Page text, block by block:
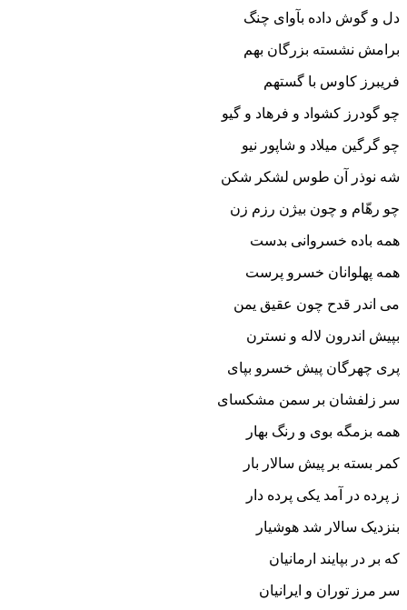
دل و گوش داده بآواى چنگ‏
برامش نشسته بزرگان بهم
فریبرز کاوس با گستهم‏
چو گودرز کشواد و فرهاد و گیو
چو گرگین میلاد و شاپور نیو
شه نوذر آن طوس لشکر شکن
چو رهّام و چون بیژن رزم زن‏
همه باده خسروانى بدست
همه پهلوانان خسرو پرست‏
مى اندر قدح چون عقیق یمن
بپیش اندرون لاله و نسترن‏
پرى چهرگان پیش خسرو بپاى
سر زلفشان بر سمن مشک‏ساى‏
همه بزمگه بوى و رنگ بهار
کمر بسته بر پیش سالار بار
ز پرده در آمد یکى پرده دار
بنزدیک سالار شد هوشیار
که بر در بپایند ارمانیان
سر مرز توران و ایرانیان‏